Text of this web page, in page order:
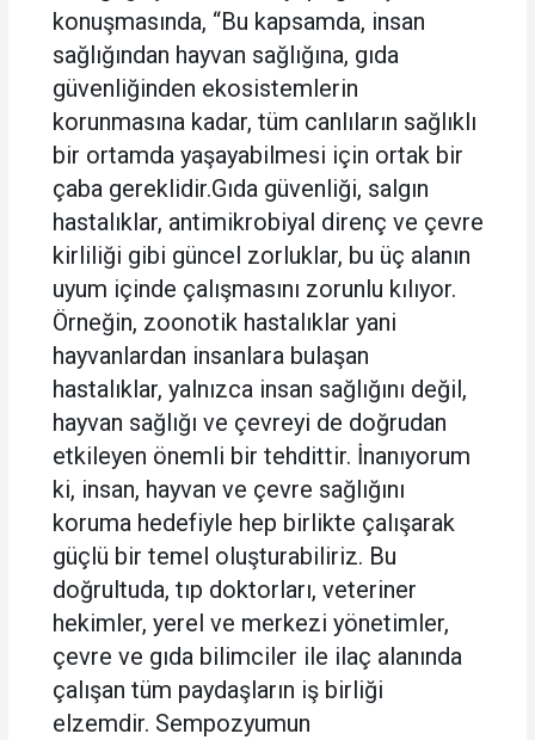
konuşmasında, “Bu kapsamda, insan
sağlığından hayvan sağlığına, gıda
güvenliğinden ekosistemlerin
korunmasına kadar, tüm canlıların sağlıklı
bir ortamda yaşayabilmesi için ortak bir
çaba gereklidir.Gıda güvenliği, salgın
hastalıklar, antimikrobiyal direnç ve çevre
kirliliği gibi güncel zorluklar, bu üç alanın
uyum içinde çalışmasını zorunlu kılıyor.
Örneğin, zoonotik hastalıklar yani
hayvanlardan insanlara bulaşan
hastalıklar, yalnızca insan sağlığını değil,
hayvan sağlığı ve çevreyi de doğrudan
etkileyen önemli bir tehdittir. İnanıyorum
ki, insan, hayvan ve çevre sağlığını
koruma hedefiyle hep birlikte çalışarak
güçlü bir temel oluşturabiliriz. Bu
doğrultuda, tıp doktorları, veteriner
hekimler, yerel ve merkezi yönetimler,
çevre ve gıda bilimciler ile ilaç alanında
çalışan tüm paydaşların iş birliği
elzemdir. Sempozyumun